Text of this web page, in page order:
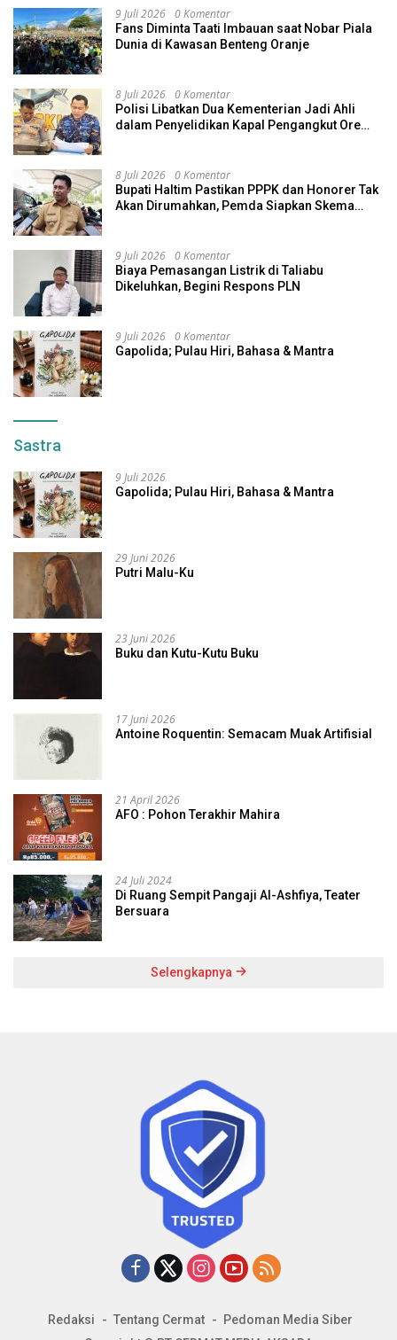
9 Juli 2026 0 Komentar
Fans Diminta Taati Imbauan saat Nobar Piala
Dunia di Kawasan Benteng Oranje
8 Juli 2026 0 Komentar
Polisi Libatkan Dua Kementerian Jadi Ahli
dalam Penyelidikan Kapal Pengangkut Ore
8 Juli 2026 0 Komentar
Bupati Haltim Pastikan PPPK dan Honorer Tak
Akan Dirumahkan, Pemda Siapkan Skema
9 Juli 2026 0 Komentar
Biaya Pemasangan Listrik di Taliabu
Dikeluhkan, Begini Respons PLN
9 Juli 2026 0 Komentar
Gapolida; Pulau Hiri, Bahasa & Mantra
Sastra
9 Juli 2026
Gapolida; Pulau Hiri, Bahasa & Mantra
29 Juni 2026
Putri Malu-Ku
23 Juni 2026
Buku dan Kutu-Kutu Buku
17 Juni 2026
Antoine Roquentin: Semacam Muak Artifisial
21 April 2026
AFO : Pohon Terakhir Mahira
24 Juli 2024
Di Ruang Sempit Pangaji Al-Ashfiya, Teater
Bersuara
Selengkapnya
Redaksi Tentang Cermat
Pedoman Media Siber